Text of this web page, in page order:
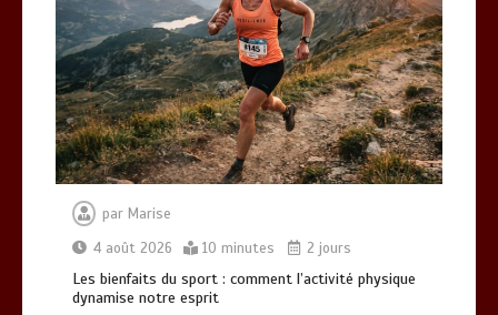
par Marise
4 août 2026
10 minutes 2 jours
Les bienfaits du sport : comment l’activité physique
dynamise notre esprit